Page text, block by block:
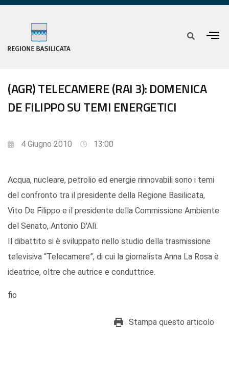
(AGR) TELECAMERE (RAI 3): DOMENICA
DE FILIPPO SU TEMI ENERGETICI
4 Giugno 2010 13:00
Acqua, nucleare, petrolio ed energie rinnovabili sono i temi
del confronto tra il presidente della Regione Basilicata,
Vito De Filippo e il presidente della Commissione Ambiente
del Senato, Antonio D'Alì.
Il dibattito si è sviluppato nello studio della trasmissione
televisiva “Telecamere”, di cui la giornalista Anna La Rosa è
ideatrice, oltre che autrice e conduttrice.
fio
Stampa questo articolo